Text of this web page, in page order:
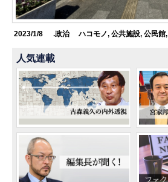
2023/1/8 .政治 ハコモノ, 公共施設, 公民館,
人気連載